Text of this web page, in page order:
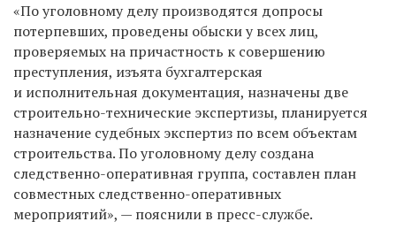
«По уголовному делу производятся допросы
потерпевших, проведены обыски у всех лиц,
проверяемых на причастность к совершению
преступления, изъята бухгалтерская
и исполнительная документация, назначены две
строительно-технические экспертизы, планируется
назначение судебных экспертиз по всем объектам
строительства. По уголовному делу создана
следственно-оперативная группа, составлен план
совместных следственно-оперативных
мероприятий», — пояснили в пресс-службе.